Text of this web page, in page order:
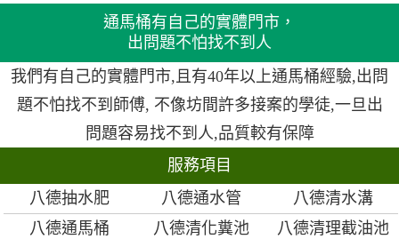
通馬桶有自己的實體門市，
出問題不怕找不到人
我們有自己的實體門市,且有40年以上通馬桶經驗,出問
題不怕找不到師傅, 不像坊間許多接案的學徒,一旦出
問題容易找不到人,品質較有保障
服務項目
八德抽水肥
八德通水管
八德清水溝
八德通馬桶
八德清化糞池
八德清理截油池